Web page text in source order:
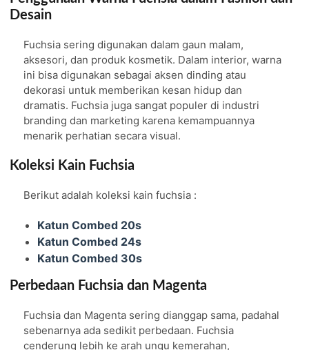
Desain
Fuchsia sering digunakan dalam gaun malam,
aksesori, dan produk kosmetik. Dalam interior, warna
ini bisa digunakan sebagai aksen dinding atau
dekorasi untuk memberikan kesan hidup dan
dramatis. Fuchsia juga sangat populer di industri
branding dan marketing karena kemampuannya
menarik perhatian secara visual.
Koleksi Kain Fuchsia
Berikut adalah koleksi kain fuchsia :
Katun Combed 20s
Katun Combed 24s
Katun Combed 30s
Perbedaan Fuchsia dan Magenta
Fuchsia dan Magenta sering dianggap sama, padahal
sebenarnya ada sedikit perbedaan. Fuchsia
cenderung lebih ke arah ungu kemerahan,